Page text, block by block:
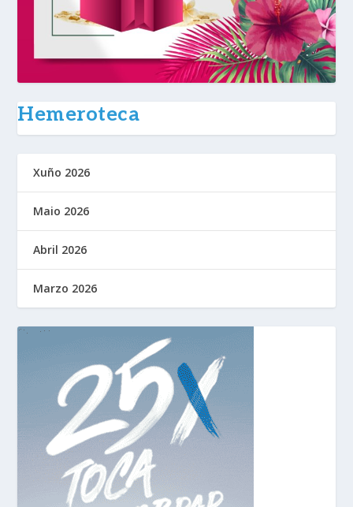
Hemeroteca
Xuño 2026
Maio 2026
Abril 2026
Marzo 2026